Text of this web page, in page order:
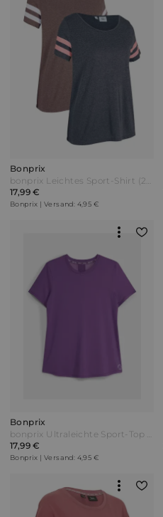
Bonprix
bonprix Leichtes Sport-Shirt (2er Pack) Grau
17,99 €
Bonprix | Versand: 4,95 €
Bonprix
bonprix Ultraleichte Sport-Top mit Mesheinsatz schnelltrocknend Lila
17,99 €
Bonprix | Versand: 4,95 €